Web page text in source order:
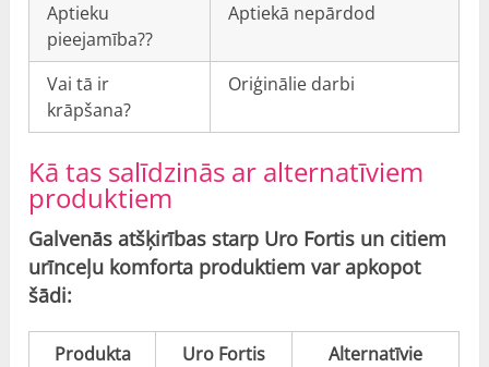
Aptieku
pieejamība??
Aptiekā nepārdod
Vai tā ir
krāpšana?
Oriģinālie darbi
Kā tas salīdzinās ar alternatīviem
produktiem
Galvenās atšķirības starp Uro Fortis un citiem
urīnceļu komforta produktiem var apkopot
šādi:
Produkta
Uro Fortis
Alternatīvie